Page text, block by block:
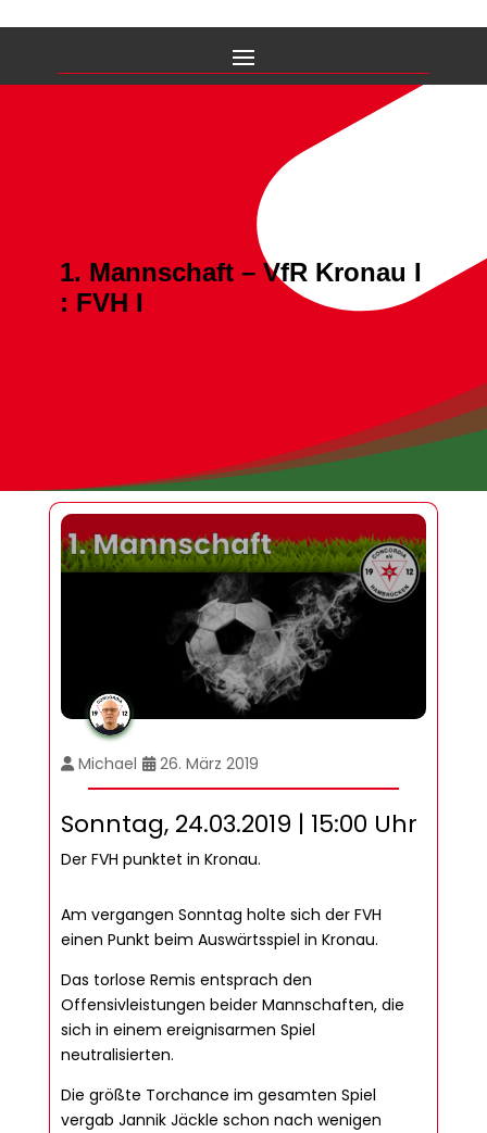
1. Mannschaft – VfR Kronau I
: FVH I
Michael 26. März 2019
Sonntag, 24.03.2019 | 15:00 Uhr
Der FVH punktet in Kronau.
Am vergangen Sonntag holte sich der FVH
einen Punkt beim Auswärtsspiel in Kronau.
Das torlose Remis entsprach den
Offensivleistungen beider Mannschaften, die
sich in einem ereignisarmen Spiel
neutralisierten.
Die größte Torchance im gesamten Spiel
vergab Jannik Jäckle schon nach wenigen